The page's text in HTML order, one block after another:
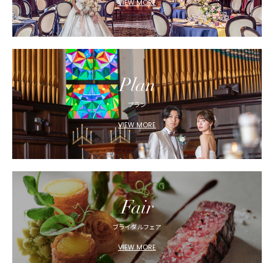
VIEW MORE
Plan
プラン
VIEW MORE
Fair
ブライダルフェア
VIEW MORE